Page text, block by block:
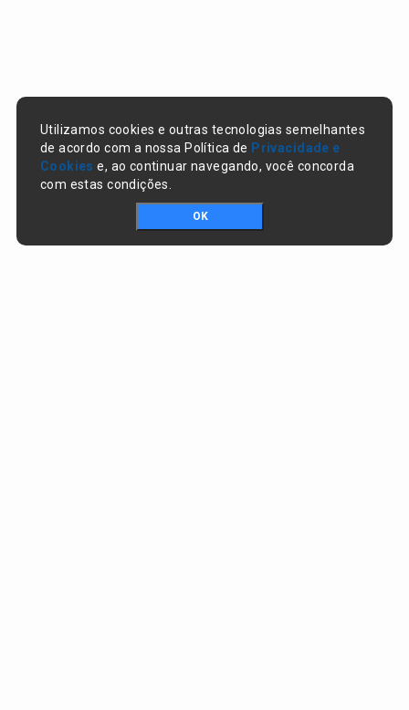
Utilizamos cookies e outras tecnologias semelhantes
de acordo com a nossa Política de Privacidade e
Cookies e, ao continuar navegando, você concorda
com estas condições.
OK